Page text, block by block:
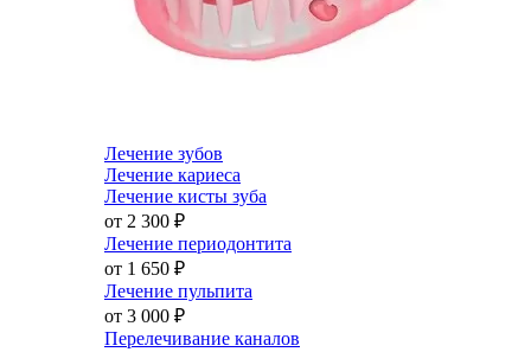
Лечение зубов
Лечение кариеса
Лечение кисты зуба
от 2 300 ₽
Лечение периодонтита
от 1 650 ₽
Лечение пульпита
от 3 000 ₽
Перелечивание каналов